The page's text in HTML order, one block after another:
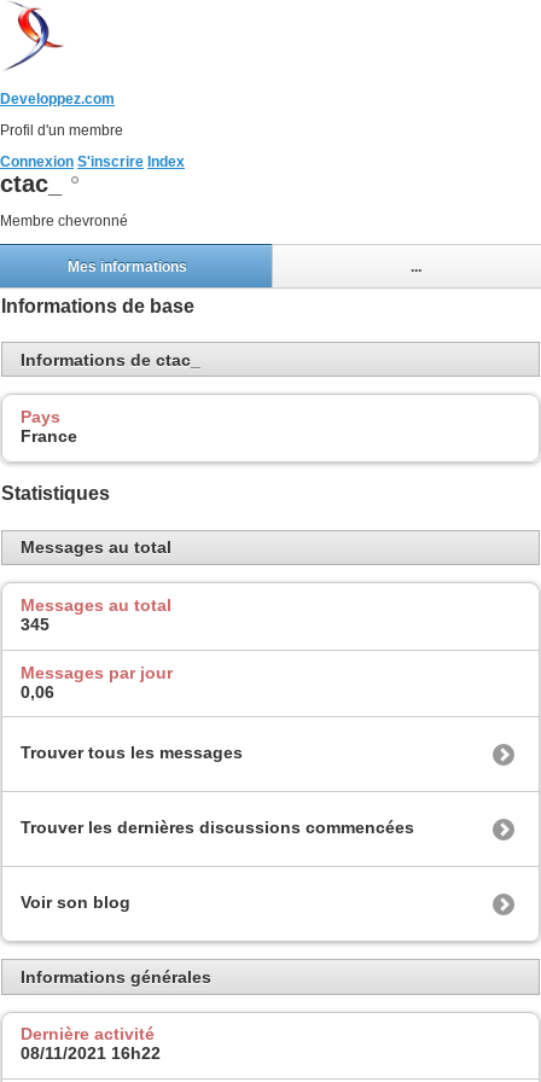
Developpez.com
Profil d'un membre
Connexion S'inscrire Index
ctac_
Membre chevronné
Mes informations ...
Informations de base
Informations de ctac_
Pays
France
Statistiques
Messages au total
Messages au total
345
Messages par jour
0,06
Trouver tous les messages
Trouver les dernières discussions commencées
Voir son blog
Informations générales
Dernière activité
08/11/2021 16h22